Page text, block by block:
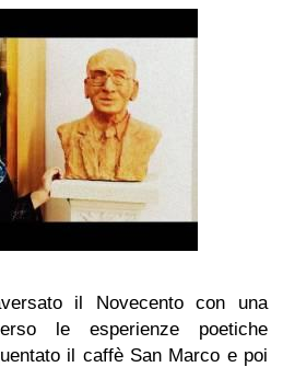
il Novecento con una
le esperienze poetiche
il caffè San Marco e poi